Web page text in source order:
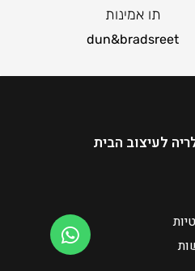
תו אמינות
dun&bradsreet
לעיצוב הבית